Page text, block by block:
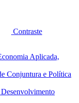
Contraste
Aplicada,
Conjuntura e Política